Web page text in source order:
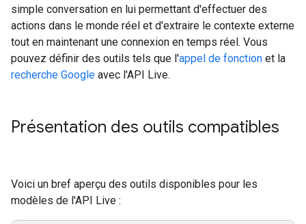
simple conversation en lui permettant d'effectuer des
actions dans le monde réel et d'extraire le contexte externe
tout en maintenant une connexion en temps réel. Vous
pouvez définir des outils tels que l'appel de fonction et la
recherche Google avec l'API Live.
Présentation des outils compatibles
Voici un bref aperçu des outils disponibles pour les
modèles de l'API Live :